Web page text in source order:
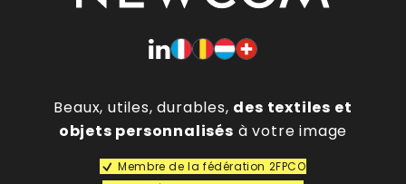
Beaux, utiles, durables, des textiles et
objets personnalisés à votre image
Membre de la fédération 2FPCO